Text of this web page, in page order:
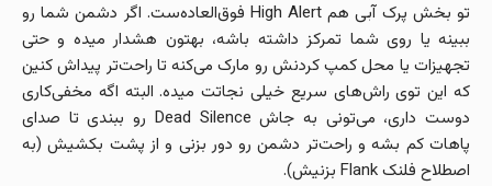
تو بخش پرک آبی هم High Alert فوق‌العاده‌ست. اگر دشمن شما رو
ببینه یا روی شما تمرکز داشته باشه، بهتون هشدار میده و حتی
تجهیزات یا محل کمپ کردنش رو مارک می‌کنه تا راحت‌تر پیداش کنین
که این توی راش‌های سریع خیلی نجاتت میده. البته اگه مخفی‌کاری
دوست داری، می‌تونی به جاش Dead Silence رو ببندی تا صدای
پاهات کم بشه و راحت‌تر دشمن رو دور بزنی و از پشت بکشیش (به
اصطلاح فلنک Flank بزنیش).